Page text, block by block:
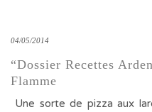
04/05/2014
“Dossier Recettes
Flamme
Une sorte de pizza aux